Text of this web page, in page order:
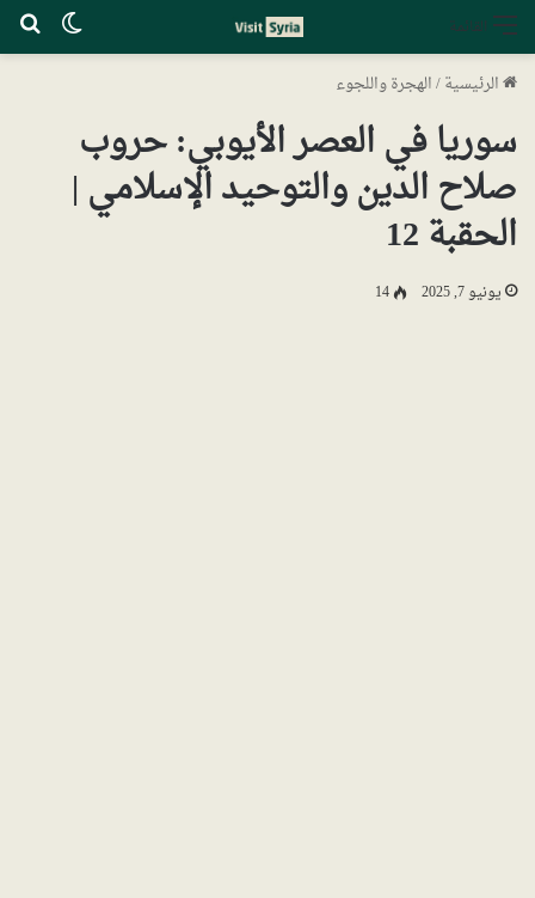
القائمة
الرئيسية/الهجرة واللجوء
سوريا في العصر الأيوبي: حروب
صلاح الدين والتوحيد الإسلامي |
الحقبة 12
يونيو 7, 2025 14